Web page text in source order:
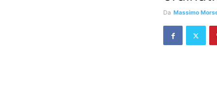
Da Massimo